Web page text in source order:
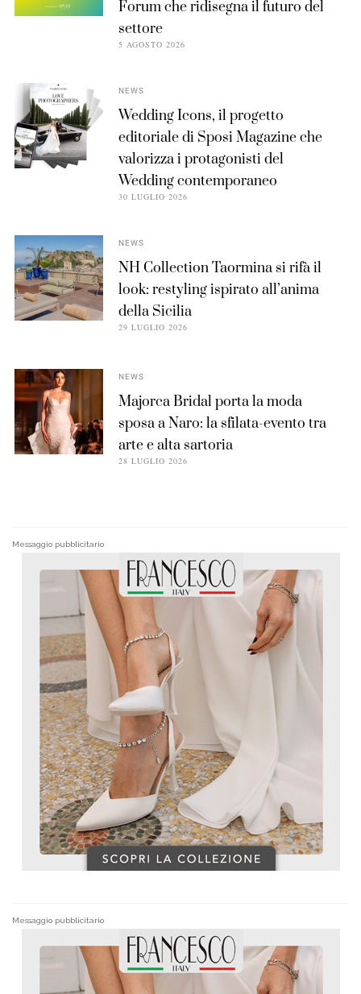
Forum che ridisegna il futuro del
settore
5 AGOSTO 2026
NEWS
Wedding Icons, il progetto
editoriale di Sposi Magazine che
valorizza i protagonisti del
Wedding contemporaneo
30 LUGLIO 2026
NEWS
NH Collection Taormina si rifà il
look: restyling ispirato all’anima
della Sicilia
29 LUGLIO 2026
NEWS
Majorca Bridal porta la moda
sposa a Naro: la sfilata-evento tra
arte e alta sartoria
28 LUGLIO 2026
Messaggio pubblicitario
Messaggio pubblicitario